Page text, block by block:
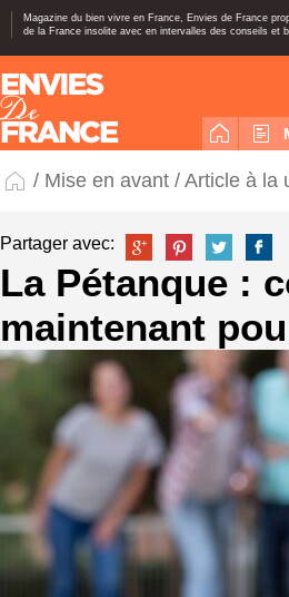
Magazine du bien vivre en France, Envies de France
de la France insolite avec en intervalles des conseils et
/ Mise en avant / Article à la
Partager avec:
La Pétanque :
maintenant